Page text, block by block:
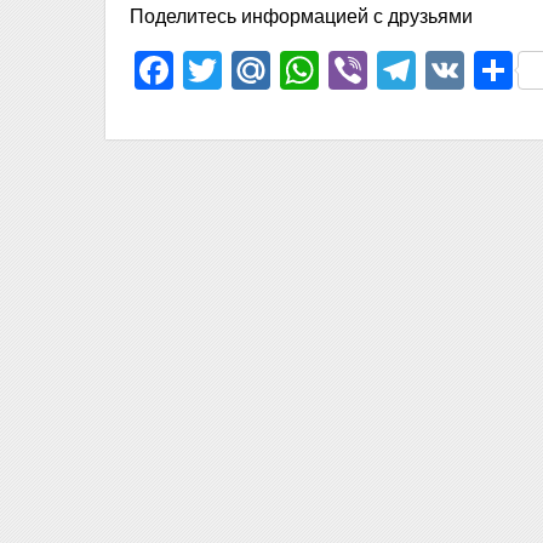
Поделитесь информацией с друзьями
Facebook
TwitterMail.Ru
WhatsApp
Viber VK